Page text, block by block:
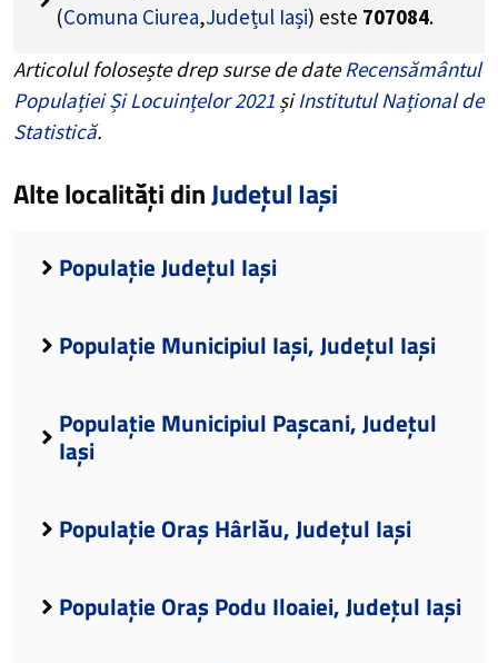
(Comuna Ciurea,Județul Iași) este 707084.
Articolul folosește drep surse de dateRecensământul
Populației Și Locuințelor 2021 șiInstitutul Național de
Statistică.
Alte localități dinJudețul Iași
Populație Județul Iași
Populație Municipiul Iași, Județul Iași
Populație Municipiul Pașcani, Județul
Iași
Populație Oraș Hârlău, Județul Iași
Populație Oraș Podu Iloaiei, Județul Iași